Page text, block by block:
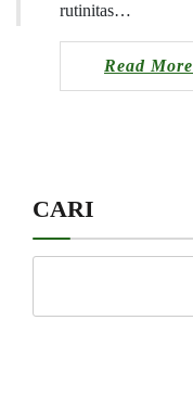
rutinitas…
Read More
CARI